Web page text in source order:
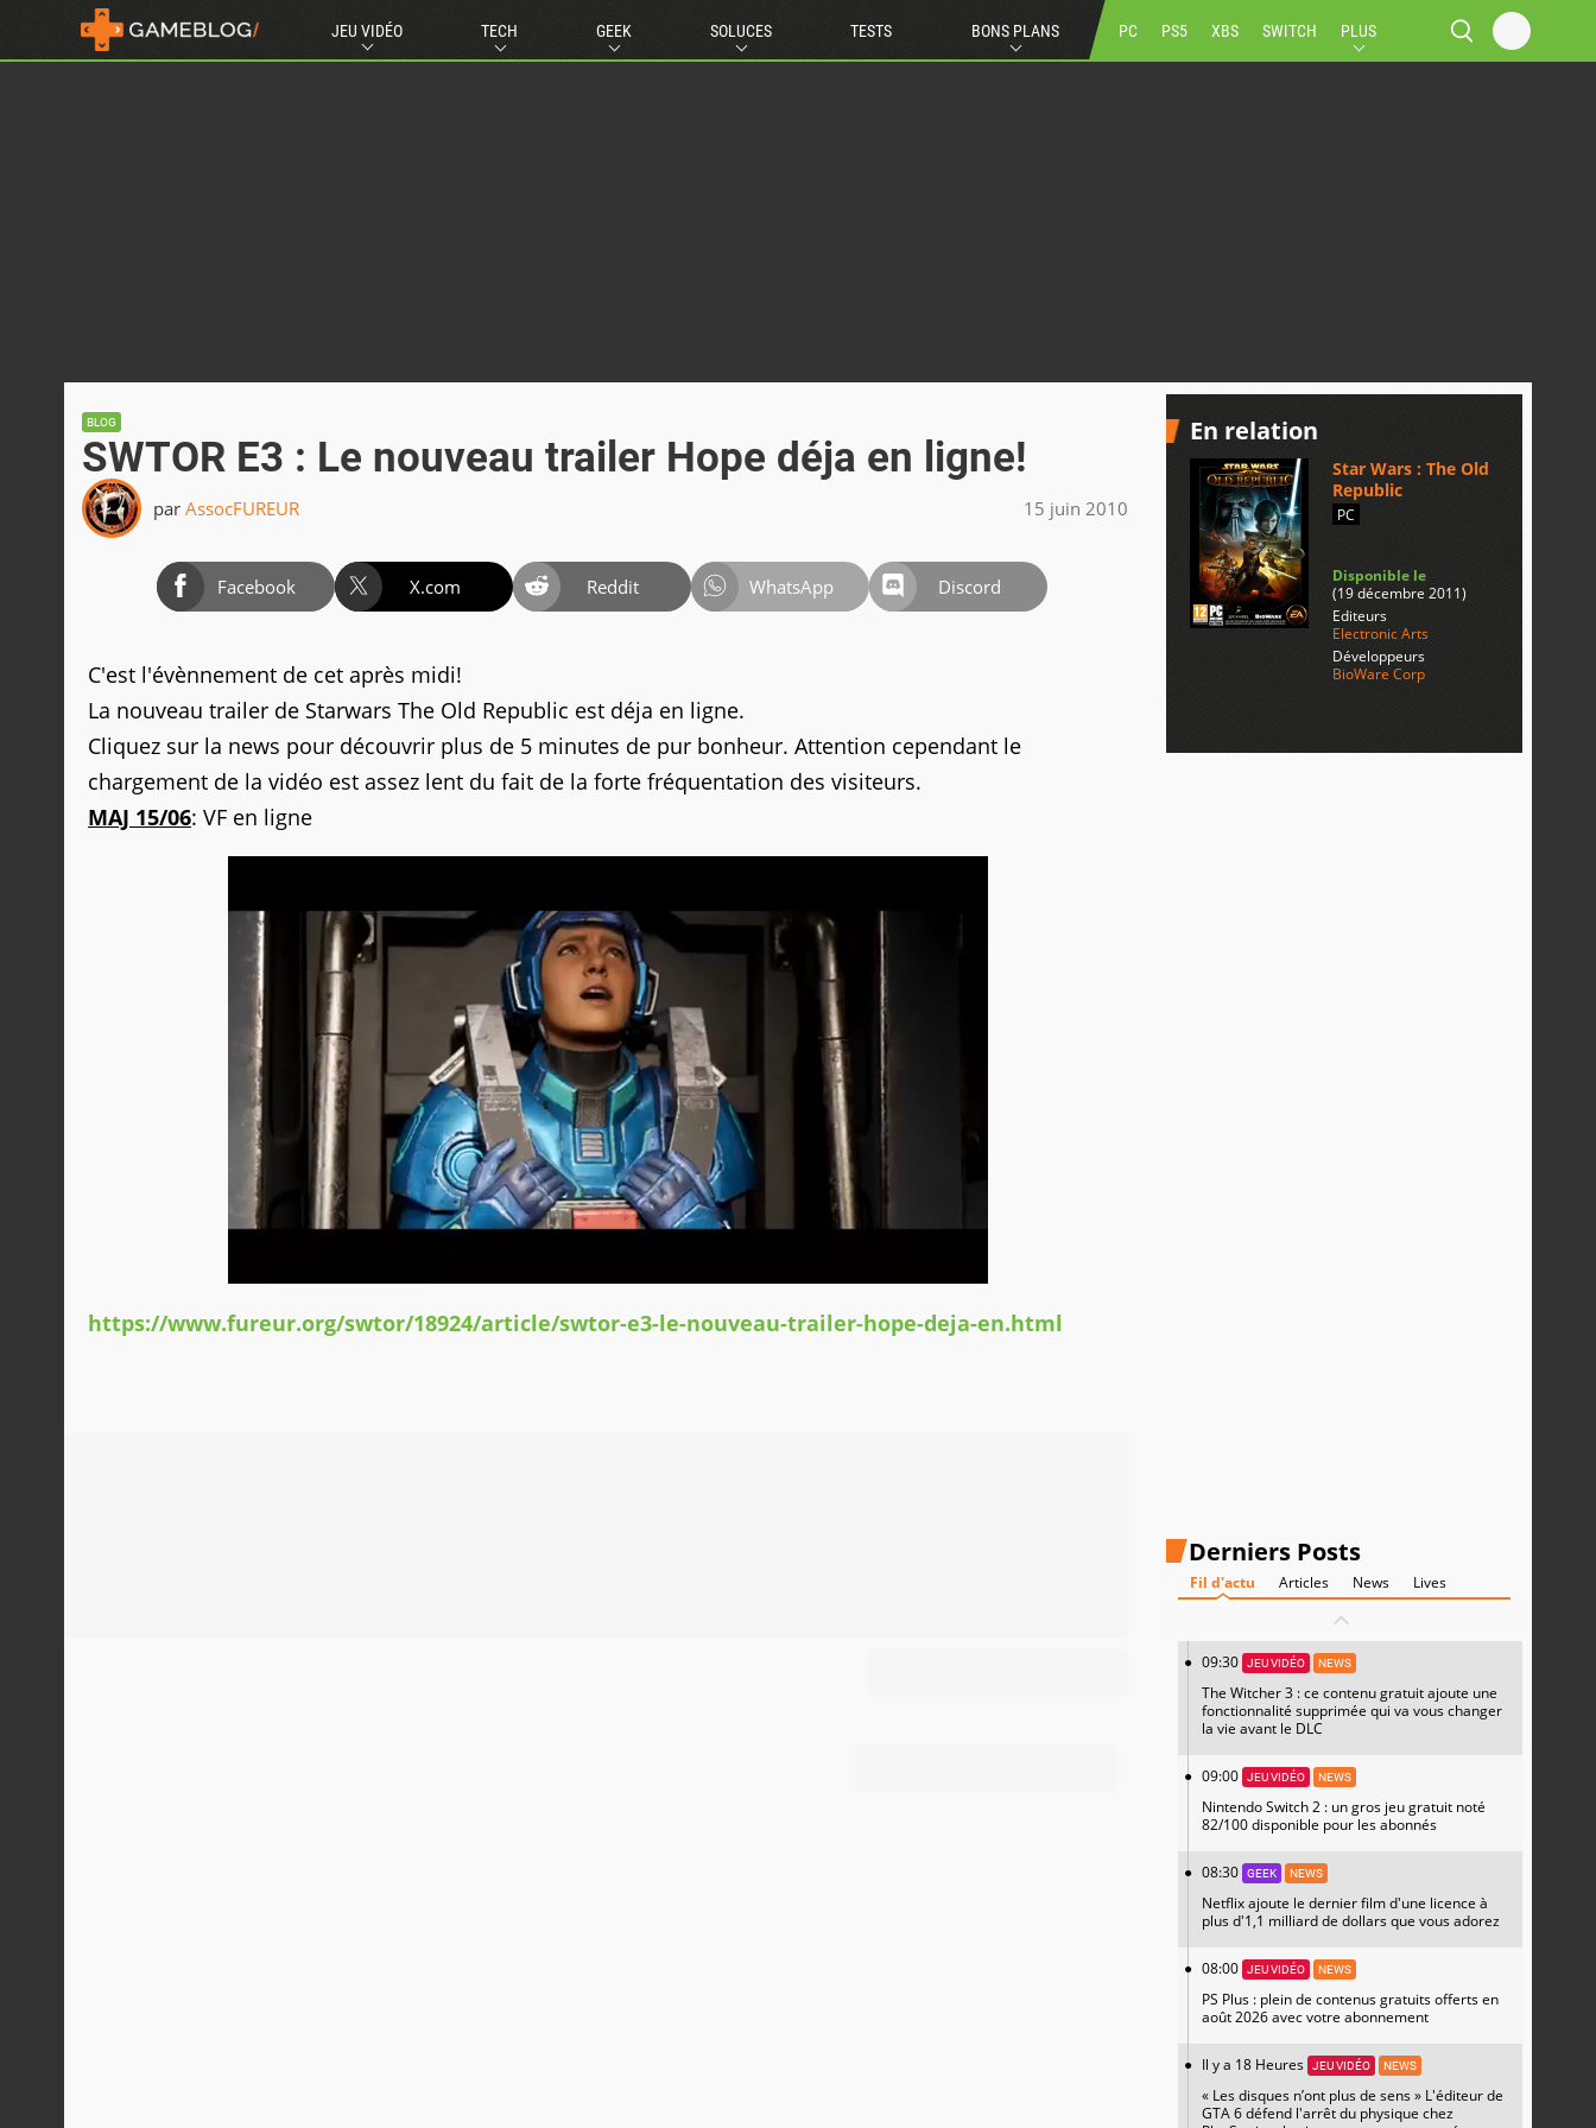
JEU VIDÉO TECH GEEK SOLUCES TESTS BONS PLANS PC PS5 XBS SWITCH PLUS
BLOG
SWTOR E3 : Le nouveau trailer Hope déja en ligne!
par AssocFUREUR 15 juin 2010
Facebook X.com Reddit WhatsApp Discord
C'est l'évènnement de cet après midi!
La nouveau trailer de Starwars The Old Republic est déja en ligne.
Cliquez sur la news pour découvrir plus de 5 minutes de pur bonheur. Attention cependant le
chargement de la vidéo est assez lent du fait de la forte fréquentation des visiteurs.
MAJ 15/06: VF en ligne
https://www.fureur.org/swtor/18924/article/swtor-e3-le-nouveau-trailer-hope-deja-en.html
En relation
Star Wars : The Old
Republic
PC
Disponible le
(19 décembre 2011)
Editeurs
Electronic Arts
Développeurs
BioWare Corp
Derniers Posts
Fil d'actu Articles News Lives
09:30 JEU VIDÉO NEWS
The Witcher 3 : ce contenu gratuit ajoute une
fonctionnalité supprimée qui va vous changer
la vie avant le DLC
09:00 JEU VIDÉO NEWS
Nintendo Switch 2 : un gros jeu gratuit noté
82/100 disponible pour les abonnés
08:30 GEEK NEWS
Netflix ajoute le dernier film d'une licence à
plus d'1,1 milliard de dollars que vous adorez
08:00 JEU VIDÉO NEWS
PS Plus : plein de contenus gratuits offerts en
août 2026 avec votre abonnement
Il y a 18 Heures JEU VIDÉO NEWS
« Les disques n’ont plus de sens » L'éditeur de
GTA 6 défend l'arrêt du physique chez